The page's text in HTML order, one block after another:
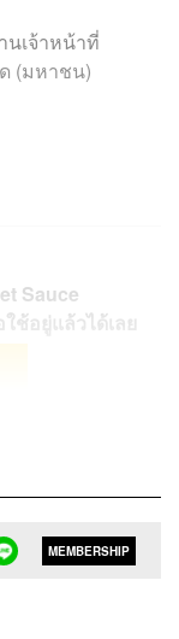
เจ้าหน้าที่
(มหาชน)
Sauce
ช้อยู่แล้วได้เลย
MEMBERSHIP